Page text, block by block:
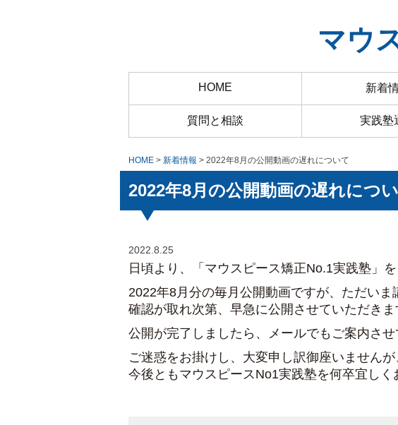
マウ
HOME 新着
質問と相談 実践塾
HOME > 新着情報 > 2022年8月の公開動画の遅れについて
2022年8月の公開動画の遅れにつ
2022.8.25
日頃より、「マウスピース矯正No.1実践塾」
2022年8月分の毎月公開動画ですが、ただい
確認が取れ次第、早急に公開させていただき
公開が完了しましたら、メールでもご案内させ
ご迷惑をお掛けし、大変申し訳御座いませんが
今後ともマウスピースNo1実践塾を何卒宜しく